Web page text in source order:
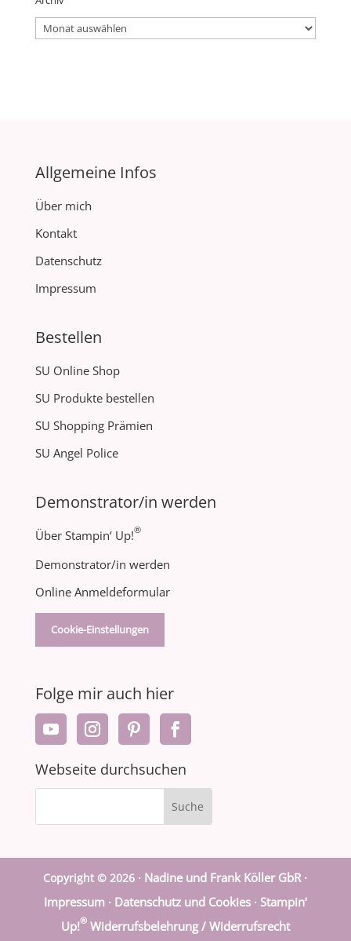
Archiv
Allgemeine Infos
Über mich
Kontakt
Datenschutz
Impressum
Bestellen
SU Online Shop
SU Produkte bestellen
SU Shopping Prämien
SU Angel Police
Demonstrator/in werden
Über Stampin‘ Up!®
Demonstrator/in werden
Online Anmeldeformular
Cookie-Einstellungen
Folge mir auch hier
Webseite durchsuchen
Copyright © 2026 · Nadine und Frank Köller GbR ·
Impressum· Datenschutz und Cookies· Stampin‘
Up!®Widerrufsbelehrung / Widerrufsrecht